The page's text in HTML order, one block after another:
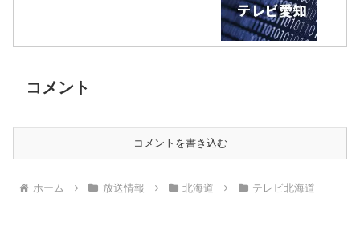
コメント
コメントを書き込む
ホーム 放送情報 北海道 テレビ北海道